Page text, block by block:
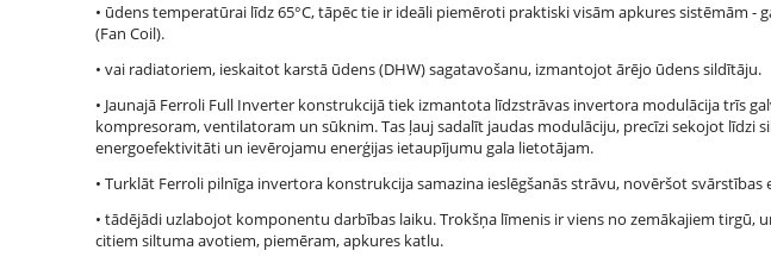
• ūdens temperatūrai līdz 65°C, tāpēc tie ir ideāli piemēroti praktiski visām apkures sistēmām
(Fan Coil).
• vai radiatoriem, ieskaitot karstā ūdens (DHW) sagatavošanu, izmantojot ārējo ūdens sildītāju.
• Jaunajā Ferroli Full Inverter konstrukcijā tiek izmantota līdzstrāvas invertora modulācija trīs
kompresoram, ventilatoram un sūknim. Tas ļauj sadalīt jaudas modulāciju, precīzi sekojot līdzi
energoefektivitāti un ievērojamu enerģijas ietaupījumu gala lietotājam.
• Turklāt Ferroli pilnīga invertora konstrukcija samazina ieslēgšanās strāvu, novēršot
• tādējādi uzlabojot komponentu darbības laiku. Trokšņa līmenis ir viens no zemākajiem tirgū,
citiem siltuma avotiem, piemēram, apkures katlu.